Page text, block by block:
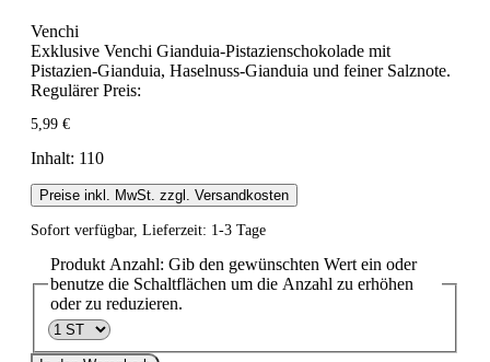
Venchi
Exklusive Venchi Gianduia-Pistazienschokolade mit
Pistazien-Gianduia, Haselnuss-Gianduia und feiner Salznote.
Regulärer Preis:
5,99 €
Inhalt: 110
Preise inkl. MwSt. zzgl. Versandkosten
Sofort verfügbar, Lieferzeit: 1-3 Tage
Produkt Anzahl: Gib den gewünschten Wert ein oder
benutze die Schaltflächen um die Anzahl zu erhöhen
oder zu reduzieren.